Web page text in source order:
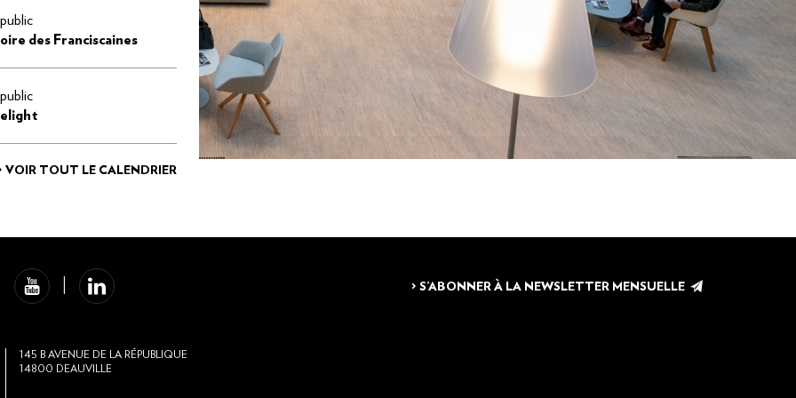
des Franciscaines
VOIR TOUT LE CALENDRIER
> S’ABONNER À LA NEWSLETTER MENSUELLE
145 B AVENUE DE LA RÉPUBLIQUE
14800 DEAUVILLE